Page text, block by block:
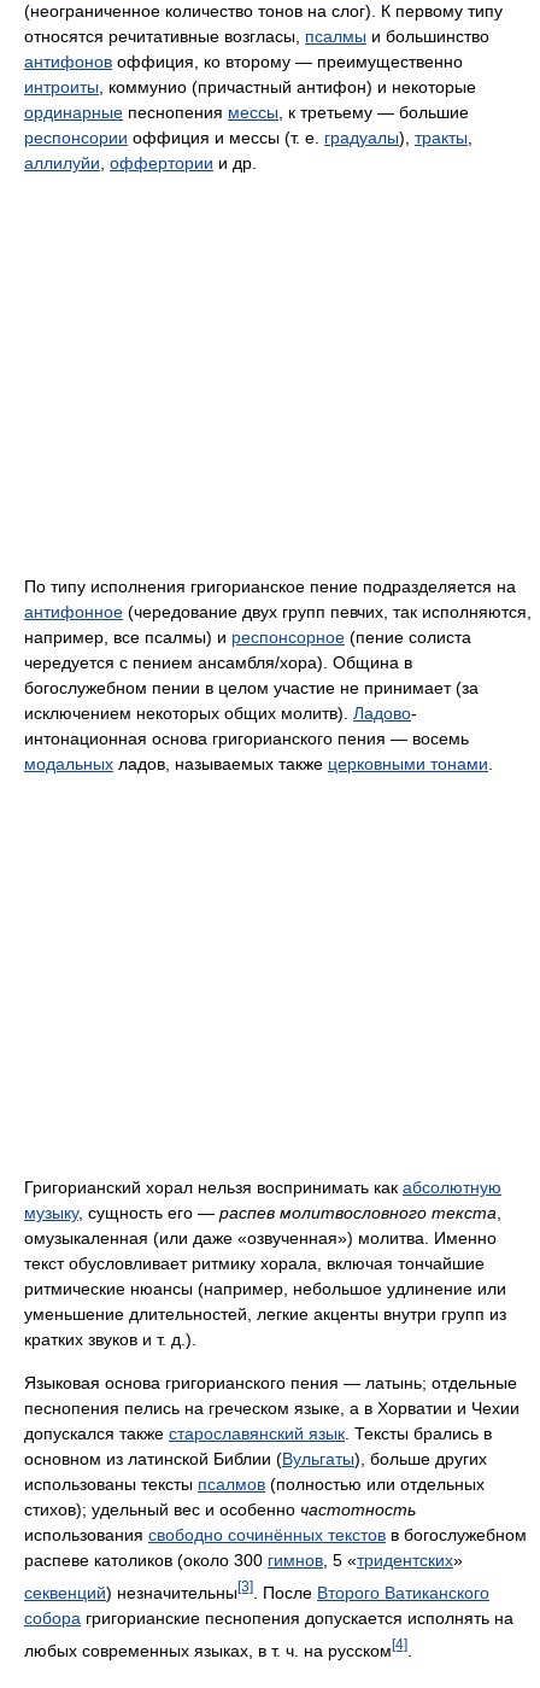
(неограниченное количество тонов на слог). К первому типу
относятся речитативные возгласы, псалмы и большинство
антифонов оффиция, ко второму — преимущественно
интроиты, коммунио (причастный антифон) и некоторые
ординарные песнопения мессы, к третьему — большие
респонсории оффиция и мессы (т. е. градуалы), тракты,
аллилуйи, оффертории и др.
По типу исполнения григорианское пение подразделяется на
антифонное (чередование двух групп певчих, так исполняются,
например, все псалмы) и респонсорное (пение солиста
чередуется с пением ансамбля/хора). Община в
богослужебном пении в целом участие не принимает (за
исключением некоторых общих молитв). Ладово-
интонационная основа григорианского пения — восемь
модальных ладов, называемых также церковными тонами.
Григорианский хорал нельзя воспринимать как абсолютную
музыку, сущность его — распев молитвословного текста,
омузыкаленная (или даже «озвученная») молитва. Именно
текст обусловливает ритмику хорала, включая тончайшие
ритмические нюансы (например, небольшое удлинение или
уменьшение длительностей, легкие акценты внутри групп из
кратких звуков и т. д.).
Языковая основа григорианского пения — латынь; отдельные
песнопения пелись на греческом языке, а в Хорватии и Чехии
допускался также старославянский язык. Тексты брались в
основном из латинской Библии (Вульгаты), больше других
использованы тексты псалмов (полностью или отдельных
стихов); удельный вес и особенно частотность
использования свободно сочинённых текстов в богослужебном
распеве католиков (около 300 гимнов, 5 «тридентских»
секвенций) незначительны[3] . После Второго Ватиканского
собора григорианские песнопения допускается исполнять на
любых современных языках, в т. ч. на русском[4]